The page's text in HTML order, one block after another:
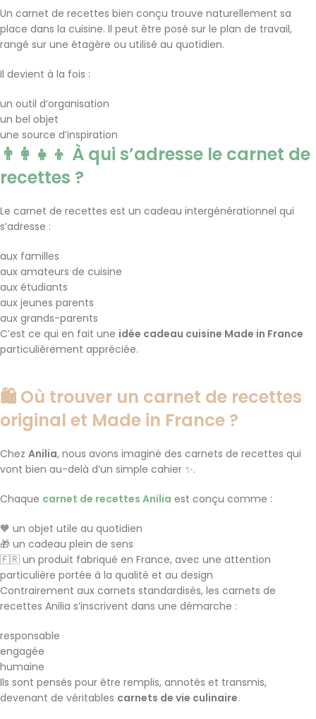
Un carnet de recettes bien conçu trouve naturellement sa
place dans la cuisine. Il peut être posé sur le plan de travail,
rangé sur une étagère ou utilisé au quotidien.
Il devient à la fois :
un outil d’organisation
un bel objet
une source d’inspiration
👨‍👩‍👧‍👦 À qui s’adresse le carnet de
recettes ?
Le carnet de recettes est un cadeau intergénérationnel qui
s’adresse :
aux familles
aux amateurs de cuisine
aux étudiants
aux jeunes parents
aux grands-parents
C’est ce qui en fait une idée cadeau cuisine Made in France
particulièrement appréciée.
🛍️ Où trouver un carnet de recettes
original et Made in France ?
Chez Anilia, nous avons imaginé des carnets de recettes qui
vont bien au-delà d’un simple cahier ✨.
Chaque carnet de recettes Anilia est conçu comme :
🧡 un objet utile au quotidien
🎁 un cadeau plein de sens
🇫🇷 un produit fabriqué en France, avec une attention
particulière portée à la qualité et au design
Contrairement aux carnets standardisés, les carnets de
recettes Anilia s’inscrivent dans une démarche :
responsable
engagée
humaine
Ils sont pensés pour être remplis, annotés et transmis,
devenant de véritables carnets de vie culinaire.